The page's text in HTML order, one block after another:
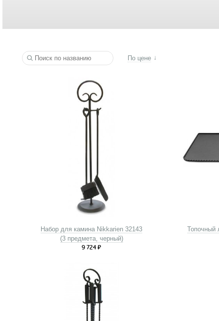
По цене
Набор для камина Nikkarien 32143
(3 предмета, черный)
9 724₽
Топочный